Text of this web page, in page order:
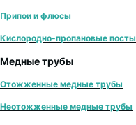
Припои и флюсы
Кислородно-пропановые посты
Медные трубы
Отожженные медные трубы
Неотожженные медные трубы